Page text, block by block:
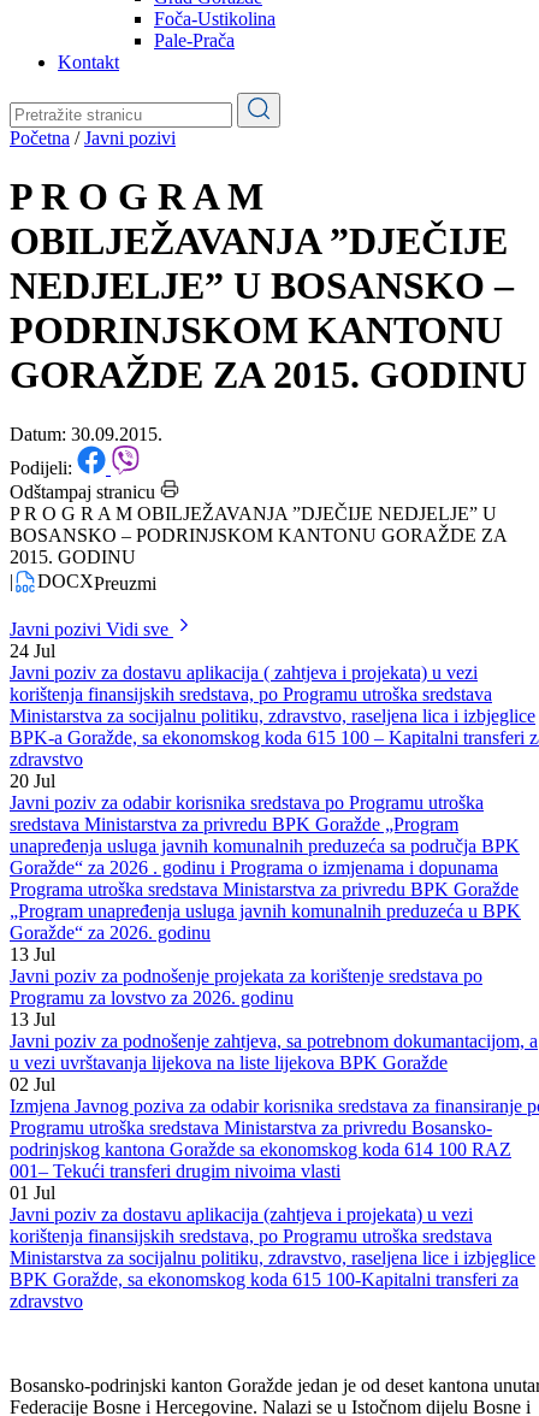
Općine
Pale-Prača
Kontakt
Početna /Javni pozivi
P R O G R A M
OBILJEŽAVANJA ”DJEČIJE
NEDJELJE” U BOSANSKO –
PODRINJSKOM KANTONU
GORAŽDE ZA 2015. GODINU
Datum: 30.09.2015.
Podijeli:
Odštampaj stranicu
P R O G R A M OBILJEŽAVANJA ”DJEČIJE NEDJELJE” U
2015. GODINU
|
DOCX
Javni poziviVidi sve
24 Jul
Javni poziv za dostavu aplikacija ( zahtjeva i projekata) u vezi
korištenja finansijskih sredstava, po Programu utroška sredstava
Ministarstva za socijalnu politiku, zdravstvo, raseljena lica i izbjeglice
BPK-a Goražde, sa ekonomskog koda 615 100 – Kapitalni transferi
zdravstvo
20 Jul
Javni poziv za odabir korisnika sredstava po Programu utroška
sredstava Ministarstva za privredu BPK Goražde „Program
unapređenja usluga javnih komunalnih preduzeća sa područja BPK
Goražde“ za 2026 . godinu i Programa o izmjenama i dopunama
Programa utroška sredstava Ministarstva za privredu BPK Goražde
„Program unapređenja usluga javnih komunalnih preduzeća u BPK
Goražde“ za 2026. godinu
13 Jul
Javni poziv za podnošenje projekata za korištenje sredstava po
Programu za lovstvo za 2026. godinu
13 Jul
Javni poziv za podnošenje zahtjeva, sa potrebnom dokumantacijom, a
u vezi uvrštavanja lijekova na liste lijekova BPK Goražde
02 Jul
Izmjena Javnog poziva za odabir korisnika sredstava za finansiranje
Programu utroška sredstava Ministarstva za privredu Bosansko-
podrinjskog kantona Goražde sa ekonomskog koda 614 100 RAZ
001– Tekući transferi drugim nivoima vlasti
01 Jul
Javni poziv za dostavu aplikacija (zahtjeva i projekata) u vezi
korištenja finansijskih sredstava, po Programu utroška sredstava